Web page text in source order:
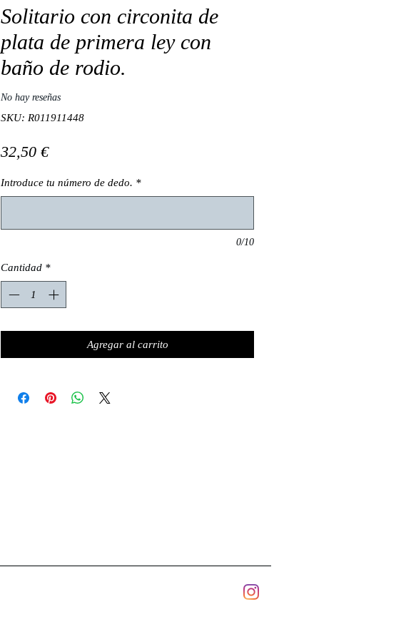
Solitario con circonita de
plata de primera ley con
baño de rodio.
No hay reseñas
SKU: R011911448
32,50 €Precio
Introduce tu número de dedo. *
0/10
Cantidad *
Agregar al carrito